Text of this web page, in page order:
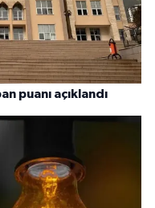
puanı açıklandı